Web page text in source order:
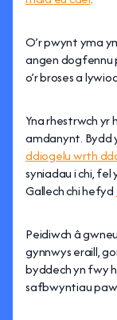
O’r pwynt yma
angen dogfennu
o’r broses a
Yna rhestrwch yr
amdanynt.
ddiogelu wrth
syniadau i chi, fel
Gallech chi hefyd
Peidiwch â
gynnwys eraill,
byddech yn fwy
safbwyntiau